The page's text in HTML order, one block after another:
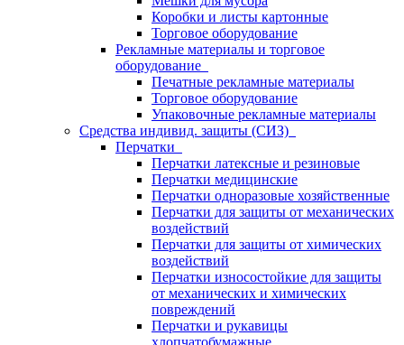
Коробки и листы картонные
Торговое оборудование
Рекламные материалы и торговое
оборудование
Печатные рекламные материалы
Торговое оборудование
Упаковочные рекламные материалы
Средства индивид. защиты (СИЗ)
Перчатки
Перчатки латексные и резиновые
Перчатки медицинские
Перчатки одноразовые хозяйственные
Перчатки для защиты от механических
воздействий
Перчатки для защиты от химических
воздействий
Перчатки износостойкие для защиты
от механических и химических
повреждений
Перчатки и рукавицы
хлопчатобумажные